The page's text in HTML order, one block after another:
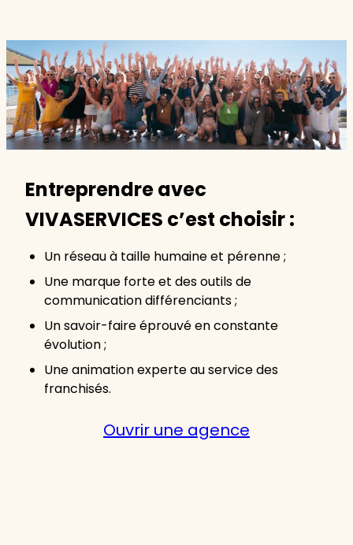
Entreprendre avec
VIVASERVICES c’est choisir :
Un réseau à taille humaine et pérenne ;
Une marque forte et des outils de
communication différenciants ;
Un savoir-faire éprouvé en constante
évolution ;
Une animation experte au service des
franchisés.
Ouvrir une agence